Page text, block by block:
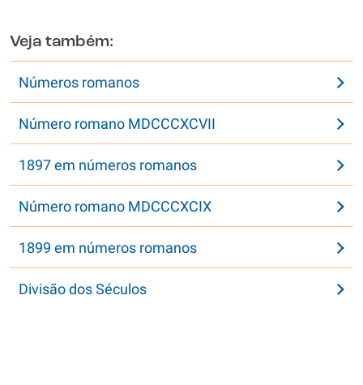
Veja também:
Números romanos
Número romano MDCCCXCVII
1897 em números romanos
Número romano MDCCCXCIX
1899 em números romanos
Divisão dos Séculos